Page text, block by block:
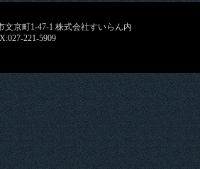
文京町1-47-1 株式会社すいらん内
221-5909